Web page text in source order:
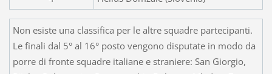
Non esiste una classifica per le altre squadre partecipanti.
Le finali dal 5° al 16° posto vengono disputate in modo da
porre di fronte squadre italiane e straniere: San Giorgio,